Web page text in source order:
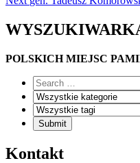
POLSKICH MIEJSC
Kontakt